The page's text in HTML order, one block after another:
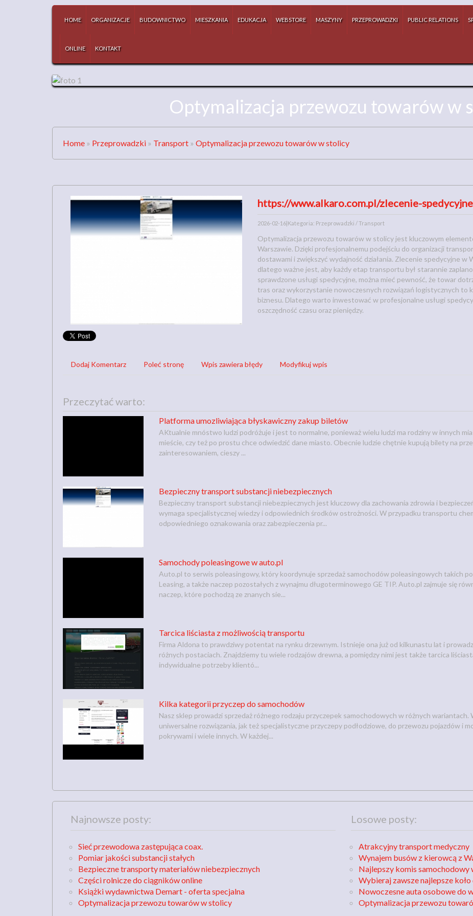
HOME ORGANIZACJE BUDOWNICTWO MIESZKANIA EDUKACJA WEBSTORE MASZYNY PRZEPROWADZKI PUBLIC RELATIONS
ONLINE KONTAKT
Optymalizacja przewozu towarów w
Home » Przeprowadzki » Transport » Optymalizacja przewozu towarów w stolicy
https://www.alkaro.com.pl/zlecenie-
2026-02-16|Kategoria: Przeprowadzki / Transport
Optymalizacja przewozu towarów w stolicy jest kluczowym
Warszawie. Dzięki profesjonalnemu podejściu do organizacji
dostawami i zwiększyć wydajność działania. Zlecenie spedycyjne w
dlatego ważne jest, aby każdy etap transportu był starannie
sprawdzone usługi spedycyjne, można mieć pewność, że towar
tras oraz wykorzystanie nowoczesnych rozwiązań logistycznych to
biznesu. Dlatego warto inwestować w profesjonalne usługi
oszczędność czasu oraz pieniędzy.
Dodaj Komentarz Poleć stronę Wpis zawiera błędy Modyfikuj wpis
Przeczytać warto:
Platforma umozliwiająca błyskawiczny zakup biletów
AKtualnie mnóstwo ludzi podróżuje i jest to normalne, ponieważ wielu ludzi ma rodziny w innych
mieście, czy też po prostu chce odwiedzić dane miasto. Obecnie ludzie chętnie kupują bilety na
zainteresowaniem, cieszy ...
Bezpieczny transport substancji niebezpiecznych
Bezpieczny transport substancji niebezpiecznych jest kluczowy dla zachowania zdrowia i
wymaga specjalistycznej wiedzy i odpowiednich środków ostrożności. W przypadku transportu
odpowiedniego oznakowania oraz zabezpieczenia pr...
Samochody poleasingowe w auto.pl
Auto.pl to serwis poleasingowy, który koordynuje sprzedaż samochodów poleasingowych takich
Leasing, a także naczep pozostałych z wynajmu długoterminowego GE TIP. Auto.pl zajmuje się
naczep, które pochodzą ze znanych sie...
Tarcica liściasta z możliwością transportu
Firma Aldona to prawdziwy potentat na rynku drzewnym. Istnieje ona już od kilkunastu lat i
różnych postaciach. Znajdziemy tu wiele rodzajów drewna, a pomiędzy nimi jest także tarcica
indywidualne potrzeby klientó...
Kilka kategorii przyczep do samochodów
Nasz sklep prowadzi sprzedaż różnego rodzaju przyczepek samochodowych w różnych wariantach.
uniwersalne rozwiązania, jak też specjalistyczne przyczepy podłodziowe, do przewozu pojazdów i
pokrywami i wiele innych. W każdej...
Najnowsze posty:
Sieć przewodowa zastępująca coax.
Pomiar jakości substancji stałych
Bezpieczne transporty materiałów niebezpiecznych
Części rolnicze do ciągników online
Książki wydawnictwa Demart - oferta specjalna
Optymalizacja przewozu towarów w stolicy
Losowe posty:
Atrakcyjny transport medyczny
Wynajem busów z kierowcą z
Najlepszy komis samochodowy
Wybieraj zawsze najlepsze
Nowoczesne auta osobowe do
Optymalizacja przewozu